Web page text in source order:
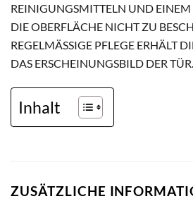
REINIGUNGSMITTELN UND
DIE OBERFLÄCHE NICHT ZU
REGELMÄSSIGE PFLEGE ERHÄLT
AS ERSCHEINUNGSBILD DER TÜR.
Inhalt
ZUSÄTZLICHE